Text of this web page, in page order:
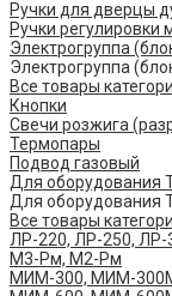
Ручки для дверцы
Ручки регулировки
Электрогруппа
Электрогруппа
Все товары
Кнопки
Свечи розжига
Термопары
Подвод газовый
Для
Для
Все товары
ЛР-220, ЛР-250, ЛР-
М3-Рм, М2-Рм
МИМ-300, МИМ-